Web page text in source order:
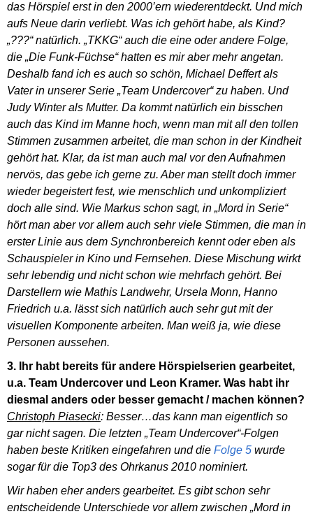
das Hörspiel erst in den 2000’ern wiederentdeckt. Und mich
aufs Neue darin verliebt. Was ich gehört habe, als Kind?
„???“ natürlich. „TKKG“ auch die eine oder andere Folge,
die „Die Funk-Füchse“ hatten es mir aber mehr angetan.
Deshalb fand ich es auch so schön, Michael Deffert als
Vater in unserer Serie „Team Undercover“ zu haben. Und
Judy Winter als Mutter. Da kommt natürlich ein bisschen
auch das Kind im Manne hoch, wenn man mit all den tollen
Stimmen zusammen arbeitet, die man schon in der Kindheit
gehört hat. Klar, da ist man auch mal vor den Aufnahmen
nervös, das gebe ich gerne zu. Aber man stellt doch immer
wieder begeistert fest, wie menschlich und unkompliziert
doch alle sind. Wie Markus schon sagt, in „Mord in Serie“
hört man aber vor allem auch sehr viele Stimmen, die man in
erster Linie aus dem Synchronbereich kennt oder eben als
Schauspieler in Kino und Fernsehen. Diese Mischung wirkt
sehr lebendig und nicht schon wie mehrfach gehört. Bei
Darstellern wie Mathis Landwehr, Ursela Monn, Hanno
Friedrich u.a. lässt sich natürlich auch sehr gut mit der
visuellen Komponente arbeiten. Man weiß ja, wie diese
Personen aussehen.
3. Ihr habt bereits für andere Hörspielserien gearbeitet,
u.a. Team Undercover und Leon Kramer. Was habt ihr
diesmal anders oder besser gemacht / machen können?
Christoph Piasecki: Besser…das kann man eigentlich so
gar nicht sagen. Die letzten „Team Undercover“-Folgen
haben beste Kritiken eingefahren und die Folge 5 wurde
sogar für die Top3 des Ohrkanus 2010 nominiert.
Wir haben eher anders gearbeitet. Es gibt schon sehr
entscheidende Unterschiede vor allem zwischen „Mord in